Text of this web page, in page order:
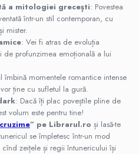
a mitologiei grecești: Povestea
într-un stil contemporan, cu
mister.
: Vei fi atras de evoluția
de profunzimea emoțională a lui
îmbină momentele romantice intense
ține cu sufletul la gură.
: Dacă îți plac poveștile pline de
volum este pentru tine!
” pe Librarul.ro și lasă-te
se împletesc într-un mod
zeițele și regii întunericului își